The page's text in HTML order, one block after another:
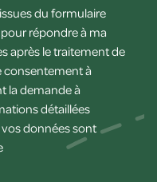
du formulaire
répondre à ma
après le traitement de
consentement à
la demande à
détaillées
données sont